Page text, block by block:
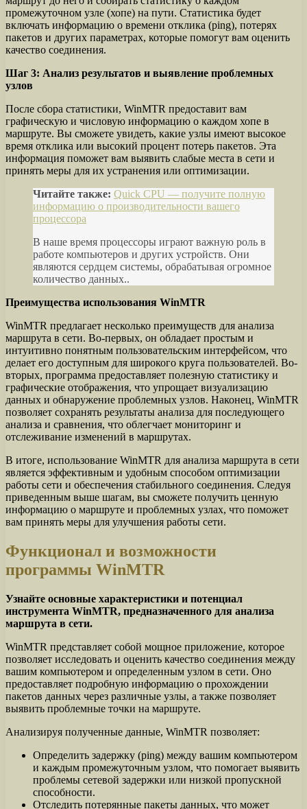
промежуточном узле (хопе) на пути. Статистика будет
включать информацию о времени отклика (ping), потерях
пакетов и других параметрах, которые помогут вам оценить
качество соединения.
Шаг 3: Анализ результатов и выявление проблемных
узлов
После сбора статистики, WinMTR предоставит вам
графическую и числовую информацию о каждом хопе в
маршруте. Вы сможете увидеть, какие узлы имеют высокое
время отклика или высокий процент потерь пакетов. Эта
информация поможет вам выявить слабые места в сети и
принять меры для их устранения или оптимизации.
Читайте также: Quick CPU — получите полную
информацию о производительности вашего
процессора
В наше время процессоры играют важную роль в
работе компьютеров и других устройств. Они
являются сердцем системы, обрабатывая огромное
количество данных..
Преимущества использования WinMTR
WinMTR предлагает несколько преимуществ для анализа
маршрута в сети. Во-первых, он обладает простым и
интуитивно понятным пользовательским интерфейсом, что
делает его доступным для широкого круга пользователей. Во-
вторых, программа предоставляет полезную статистику и
графические отображения, что упрощает визуализацию
данных и обнаружение проблемных узлов. Наконец, WinMTR
позволяет сохранять результаты анализа для последующего
анализа и сравнения, что облегчает мониторинг и
отслеживание изменений в маршрутах.
В итоге, использование WinMTR для анализа маршрута в сети
является эффективным и удобным способом оптимизации
работы сети и обеспечения стабильного соединения. Следуя
приведенным выше шагам, вы сможете получить ценную
информацию о маршруте и проблемных узлах, что поможет
вам принять меры для улучшения работы сети.
Функционал и возможности
программы WinMTR
Узнайте основные характеристики и потенциал
инструмента WinMTR, предназначенного для анализа
маршрута в сети.
WinMTR представляет собой мощное приложение, которое
позволяет исследовать и оценить качество соединения между
вашим компьютером и определенным узлом в сети. Оно
предоставляет подробную информацию о прохождении
пакетов данных через различные узлы, а также позволяет
выявить проблемные точки на маршруте.
Анализируя полученные данные, WinMTR позволяет:
Определить задержку (ping) между вашим компьютером
и каждым промежуточным узлом, что помогает выявить
проблемы сетевой задержки или низкой пропускной
способности.
Отследить потерянные пакеты данных, что может